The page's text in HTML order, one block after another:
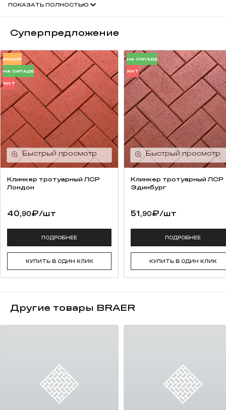
гранитной или мраморной крошки.
ПОКАЗАТЬ ПОЛНОСТЬЮ
Суперпредложение
АКЦИЯ
НА СКЛАДЕ
ХИТ
Клинкер тротуарный ЛСР
Лондон
40,90₽/шт
ПОДРОБНЕЕ
КУПИТЬ В ОДИН КЛИК
НА СКЛАДЕ
ХИТ
Клинкер тротуарный ЛСР
Эдинбург
51,90₽/шт
ПОДРОБНЕЕ
КУПИТЬ В ОДИН КЛИК
Другие товары BRAER